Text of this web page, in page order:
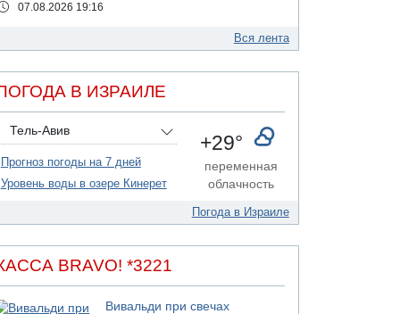
07.08.2026 19:16
Иерусалиме
Подозреваемый в домогательствах в хостеле
- Гильбоа Дахан
Обнародовано имя полицейского,
подозреваемого в коррупционных
07.08.2026 17:51
отказался заморозить лишение
льгот для уклонистов-харедим
Вся лента
В ИЗРАИЛЕ
Тель-Авив
Прогноз погоды на 7 дней
Уровень воды в озере Кинерет
+29°
переменная
облачность
Погода в Израиле
BRAVO! *3221
Вивальди при свечах